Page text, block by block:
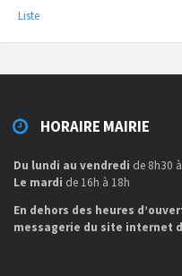
Liste
HORAIRE MAIRIE
Du lundi au vendredi de 8h30
Le mardi de 16h à 18h
En dehors des heures
messagerie du site internet